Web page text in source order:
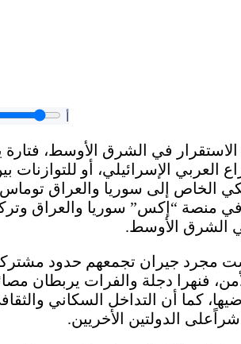
في الشرق الأوسط، فتارة
العربي الإسرائيلي، أو للتوازنات
الخاص إلى سوريا والعراق
“إكس” سوريا والعراق
في الشرق الأوسط.
مجرد جيران تجمعهم حدود
فنهرا دجلة والفرات يربطان
كما أن التداخل السكاني
الدولتين الأخريين.